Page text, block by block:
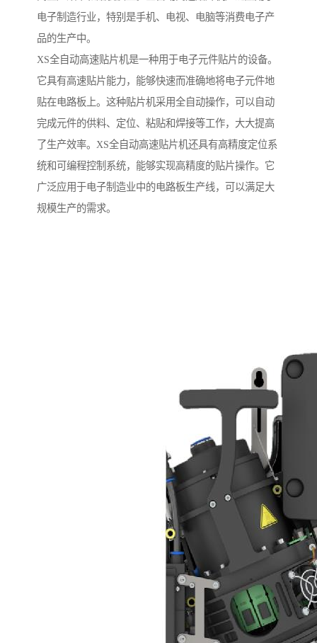
电子制造行业，特别是手机、电视、电脑等消费电子产
品的生产中。
XS全自动高速贴片机是一种用于电子元件贴片的设备。
它具有高速贴片能力，能够快速而准确地将电子元件地
贴在电路板上。这种贴片机采用全自动操作，可以自动
完成元件的供料、定位、粘贴和焊接等工作，大大提高
了生产效率。XS全自动高速贴片机还具有高精度定位系
统和可编程控制系统，能够实现高精度的贴片操作。它
广泛应用于电子制造业中的电路板生产线，可以满足大
规模生产的需求。